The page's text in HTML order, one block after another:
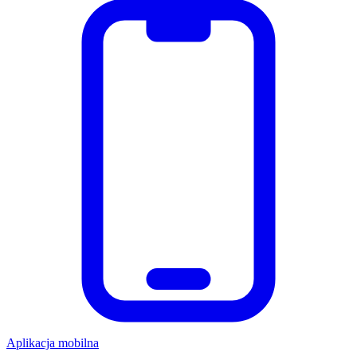
Aplikacja mobilna